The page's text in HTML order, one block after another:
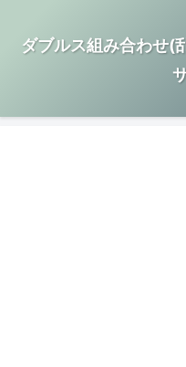
ダブルス組み合わせ(